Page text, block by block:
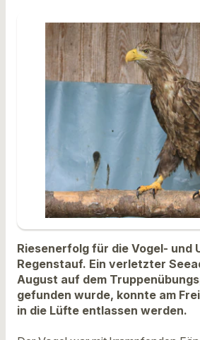
Riesenerfolg für die Vogel- und
Regenstauf. Ein verletzter
August auf dem
gefunden wurde, konnte am
in die Lüfte entlassen werden.